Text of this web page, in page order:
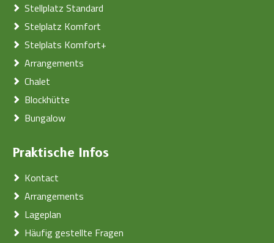
Stellplatz Standard
Stelplatz Komfort
Stelplats Komfort+
Arrangements
Chalet
Blockhütte
Bungalow
Praktische Infos
Kontact
Arrangements
Lageplan
Häufig gestellte Fragen